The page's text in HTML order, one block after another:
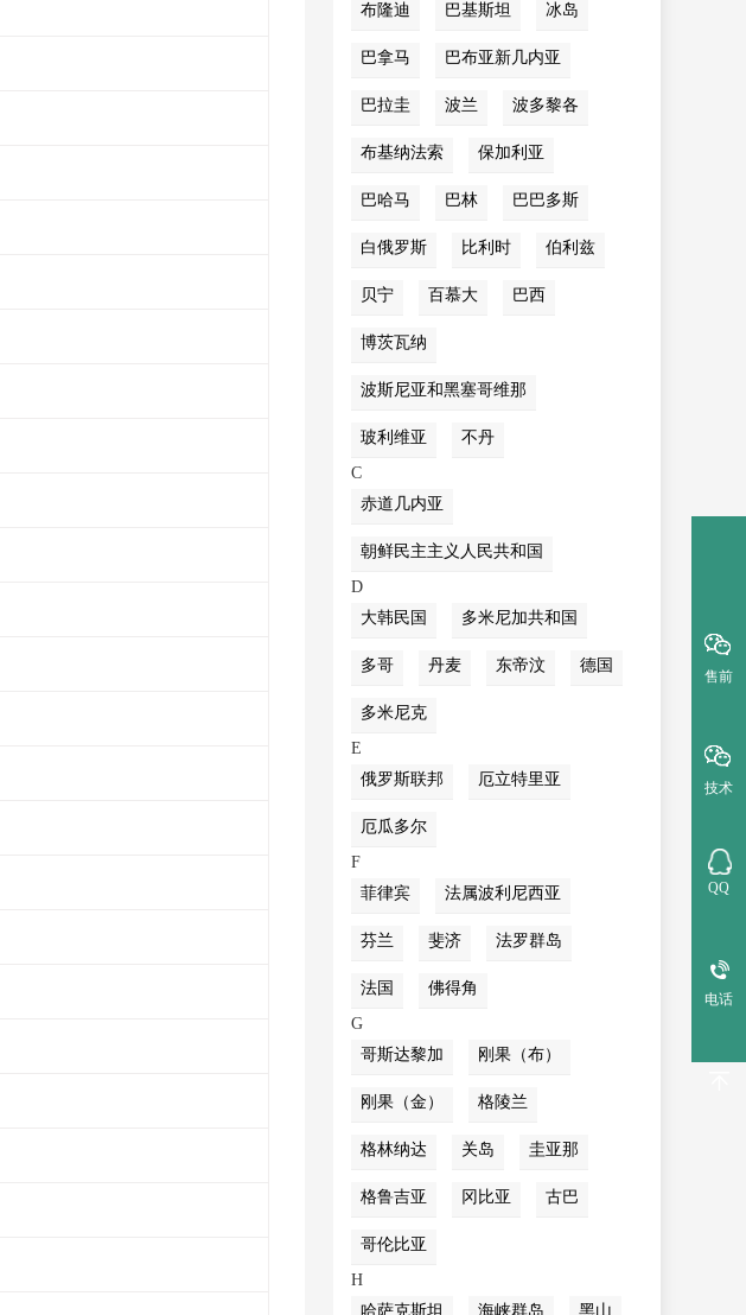
布隆迪 巴基斯坦 冰岛
巴拿马 巴布亚新几内亚
巴拉圭 波兰 波多黎各
布基纳法索 保加利亚
巴哈马 巴林 巴巴多斯
白俄罗斯 比利时 伯利兹
贝宁 百慕大 巴西
博茨瓦纳
波斯尼亚和黑塞哥维那
玻利维亚
不丹
C
赤道几内亚
朝鲜民主主义人民共和国
D
大韩民国
多米尼加共和国
多哥 丹麦 东帝汶 德国
多米尼克
E
俄罗斯联邦
厄立特里亚
厄瓜多尔
F
菲律宾
法属波利尼西亚
芬兰 斐济 法罗群岛
法国
佛得角
G
哥斯达黎加
刚果（布）
刚果（金） 格陵兰
格林纳达 关岛 圭亚那
格鲁吉亚 冈比亚 古巴
哥伦比亚
H
哈萨克斯坦
海峡群岛 黑山
售前
技术
QQ
电话